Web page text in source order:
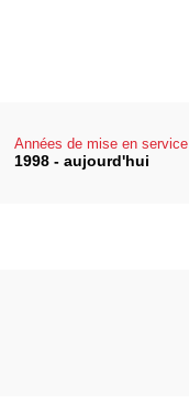
Années de mise en service
1998 - aujourd'hui